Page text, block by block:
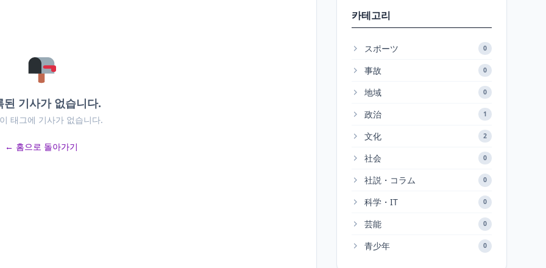
된 기사가 없습니다.
태그에 기사가 없습니다.
← 홈으로 돌아가기
카테고리
スポーツ 0
事故 0
地域 0
政治 1
文化 2
社会 0
社説・コラム 0
科学・IT 0
芸能 0
青少年 0